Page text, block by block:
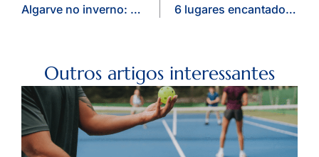
Algarve no inverno: o encanto da região fora de época 6 lugares encantadores para fazer um picnic no Algarve este inverno
Outros artigos interessantes